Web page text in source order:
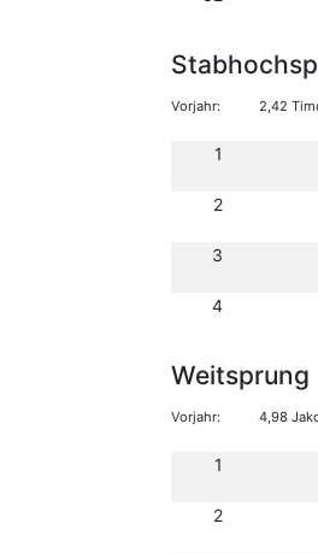
Vorjahr: 2,42
1
2
3
4
Weitsprung
Vorjahr: 4,98
1
2